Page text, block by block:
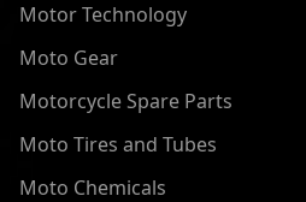
Motor Technology
Moto Gear
Motorcycle Spare Parts
Moto Tires and Tubes
Moto Chemicals